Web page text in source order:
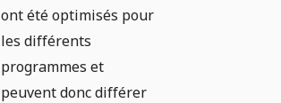
ont été optimisés pour
les différents
programmes et
peuvent donc différer